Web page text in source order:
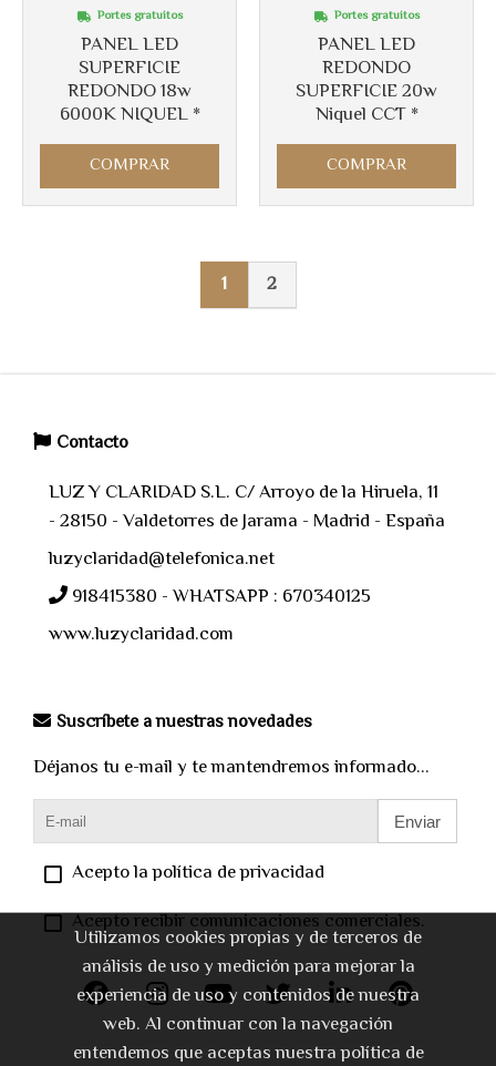
PANEL LED
SUPERFICIE
REDONDO 18w
6000K NIQUEL *
Portes gratuitos
COMPRAR
PANEL LED
REDONDO
SUPERFICIE 20w
Niquel CCT *
Portes gratuitos
COMPRAR
1 2
Contacto
LUZ Y CLARIDAD S.L. C/ Arroyo de la Hiruela, 11
- 28150 - Valdetorres de Jarama - Madrid - España
luzyclaridad@telefonica.net
918415380 - WHATSAPP : 670340125
www.luzyclaridad.com
Suscríbete a nuestras novedades
Déjanos tu e-mail y te mantendremos informado...
Enviar
Acepto la política de privacidad
Acepto recibir comunicaciones comerciales.
Utilizamos cookies propias y de terceros de
análisis de uso y medición para mejorar la
experiencia de uso y contenidos de nuestra
web. Al continuar con la navegación
entendemos que aceptas nuestra política de